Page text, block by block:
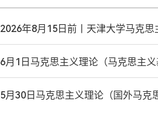
2026年8月15日前丨天津大学马克思
6月1日马克思主义理论（马克思主
5月30日马克思主义理论（国外马克